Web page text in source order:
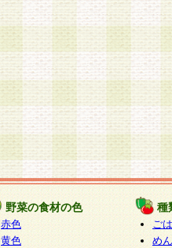
野菜の食材の色
赤色
黄色
種
ご
めん